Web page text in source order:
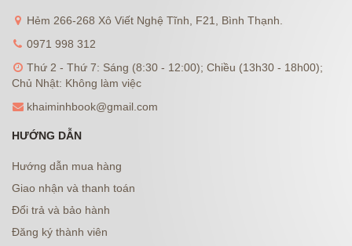
Hẻm 266-268 Xô Viết Nghệ Tĩnh, F21, Bình Thạnh.
0971 998 312
Thứ 2 - Thứ 7: Sáng (8:30 - 12:00); Chiều (13h30 - 18h00);
Chủ Nhật: Không làm việc
khaiminhbook@gmail.com
HƯỚNG DẪN
Hướng dẫn mua hàng
Giao nhận và thanh toán
Đổi trả và bảo hành
Đăng ký thành viên